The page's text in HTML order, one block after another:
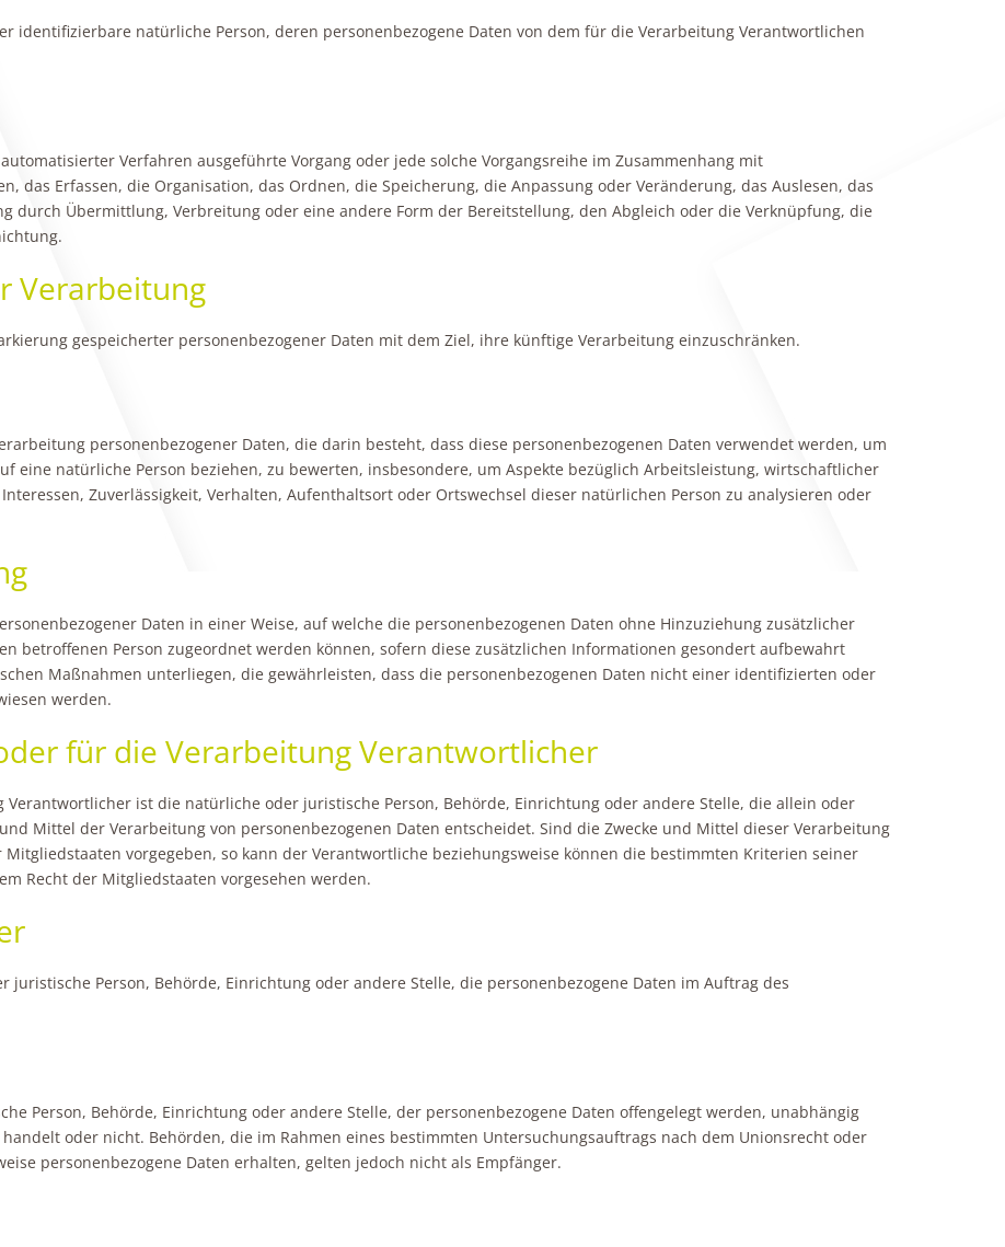
identifizierbare natürliche Person, deren personenbezogene Daten von dem für die Verarbeitung Verantwortlichen
Verfahren ausgeführte Vorgang oder jede solche Vorgangsreihe im Zusammenhang mit
das Erfassen, die Organisation, das Ordnen, die Speicherung, die Anpassung oder Veränderung, das Auslesen, das
durch Übermittlung, Verbreitung oder eine andere Form der Bereitstellung, den Abgleich oder die Verknüpfung, die
Verarbeitung
gespeicherter personenbezogener Daten mit dem Ziel, ihre künftige Verarbeitung einzuschränken.
personenbezogener Daten, die darin besteht, dass diese personenbezogenen Daten verwendet werden, um
eine natürliche Person beziehen, zu bewerten, insbesondere, um Aspekte bezüglich Arbeitsleistung, wirtschaftlicher
Zuverlässigkeit, Verhalten, Aufenthaltsort oder Ortswechsel dieser natürlichen Person zu analysieren oder
Daten in einer Weise, auf welche die personenbezogenen Daten ohne Hinzuziehung zusätzlicher
betroffenen Person zugeordnet werden können, sofern diese zusätzlichen Informationen gesondert aufbewahrt
Maßnahmen unterliegen, die gewährleisten, dass die personenbezogenen Daten nicht einer identifizierten oder
werden.
für die Verarbeitung Verantwortlicher
ist die natürliche oder juristische Person, Behörde, Einrichtung oder andere Stelle, die allein oder
Mittel der Verarbeitung von personenbezogenen Daten entscheidet. Sind die Zwecke und Mittel dieser Verarbeitung
vorgegeben, so kann der Verantwortliche beziehungsweise können die bestimmten Kriterien seiner
Recht der Mitgliedstaaten vorgesehen werden.
Person, Behörde, Einrichtung oder andere Stelle, die personenbezogene Daten im Auftrag des
Person, Behörde, Einrichtung oder andere Stelle, der personenbezogene Daten offengelegt werden, unabhängig
oder nicht. Behörden, die im Rahmen eines bestimmten Untersuchungsauftrags nach dem Unionsrecht oder
personenbezogene Daten erhalten, gelten jedoch nicht als Empfänger.